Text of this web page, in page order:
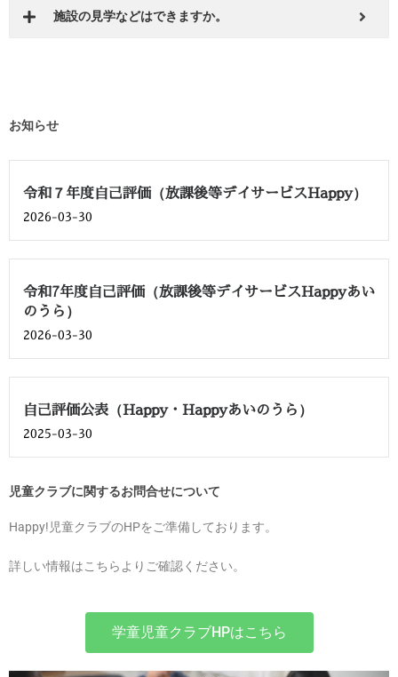
施設の見学などはできますか。
お知らせ
令和７年度自己評価（放課後等デイサービスHappy）
2026-03-30
令和7年度自己評価（放課後等デイサービスHappyあい
のうら）
2026-03-30
自己評価公表（Happy・Happyあいのうら）
2025-03-30
児童クラブに関するお問合せについて
Happy!児童クラブのHPをご準備しております。
詳しい情報はこちらよりご確認ください。
学童児童クラブHPはこちら